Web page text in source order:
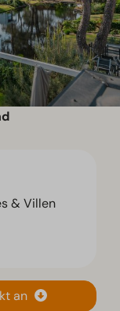
& Villen
an